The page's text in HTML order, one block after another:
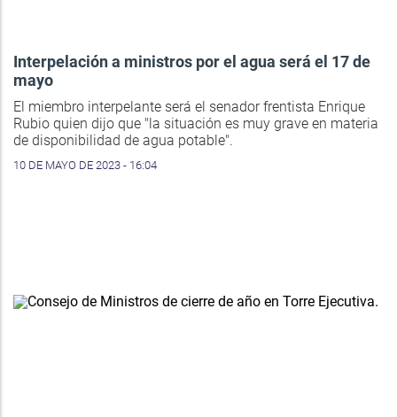
Interpelación a ministros por el agua será el 17 de
mayo
El miembro interpelante será el senador frentista Enrique
Rubio quien dijo que "la situación es muy grave en materia
de disponibilidad de agua potable".
10 DE MAYO DE 2023 - 16:04